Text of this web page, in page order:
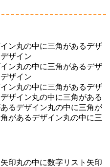
ン丸の中に三角があるデザ
ザイン
ン丸の中に三角があるデザ
ザイン
ン丸の中に三角があるデザ
ザイン丸の中に三角がある
るデザイン丸の中に三角が
があるデザイン丸の中に三
印丸の中に数字リスト矢印